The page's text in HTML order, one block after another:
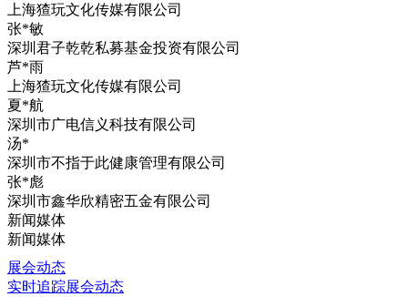
上海猹玩文化传媒有限公司
张*敏
深圳君子乾乾私募基金投资有限公司
芦*雨
上海猹玩文化传媒有限公司
夏*航
深圳市广电信义科技有限公司
汤*
深圳市不指于此健康管理有限公司
张*彪
深圳市鑫华欣精密五金有限公司
新闻媒体
新闻媒体
展会动态
实时追踪展会动态